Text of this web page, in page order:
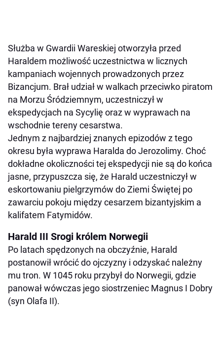
Służba w Gwardii Wareskiej otworzyła przed
Haraldem możliwość uczestnictwa w licznych
kampaniach wojennych prowadzonych przez
Bizancjum. Brał udział w walkach przeciwko piratom
na Morzu Śródziemnym, uczestniczył w
ekspedycjach na Sycylię oraz w wyprawach na
wschodnie tereny cesarstwa.
Jednym z najbardziej znanych epizodów z tego
okresu była wyprawa Haralda do Jerozolimy. Choć
dokładne okoliczności tej ekspedycji nie są do końca
jasne, przypuszcza się, że Harald uczestniczył w
eskortowaniu pielgrzymów do Ziemi Świętej po
zawarciu pokoju między cesarzem bizantyjskim a
kalifatem Fatymidów.
Harald III Srogi królem Norwegii
Po latach spędzonych na obczyźnie, Harald
postanowił wrócić do ojczyzny i odzyskać należny
mu tron. W 1045 roku przybył do Norwegii, gdzie
panował wówczas jego siostrzeniec Magnus I Dobry
(syn Olafa II).